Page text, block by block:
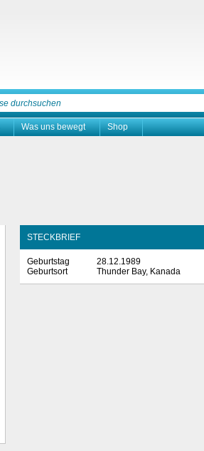
Was uns bewegt Shop
STECKBRIEF
Geburtstag
28.12.1989
Geburtsort
Thunder Bay, Kanada